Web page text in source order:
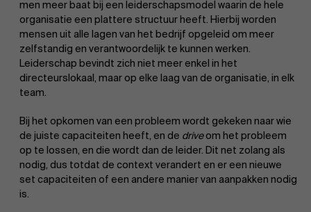
men meer baat bij een leiderschapsmodel waarin de hele
organisatie een plattere structuur heeft. Hierbij worden
mensen uit alle lagen van het bedrijf opgeleid om meer
zelfstandig en verantwoordelijk te kunnen werken.
Leiderschap bevindt zich niet meer enkel in het
directeurslokaal, maar op elke laag van de organisatie, in elk
team.
Bij het opkomen van een probleem wordt gekeken naar wie
de juiste capaciteiten heeft, en de driveom het probleem
op te lossen, en die wordt dan de leider. Dit net zolang als
nodig, dus totdat de context verandert en er een nieuwe
set capaciteiten of een andere manier van aanpakken nodig
is.